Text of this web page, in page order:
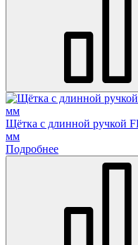
Щётка с длинной ручкой
мм
Подробнее